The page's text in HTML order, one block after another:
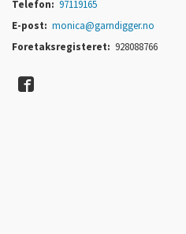
Telefon: 97119165
E-post: monica@garndigger.no
Foretaksregisteret: 928088766